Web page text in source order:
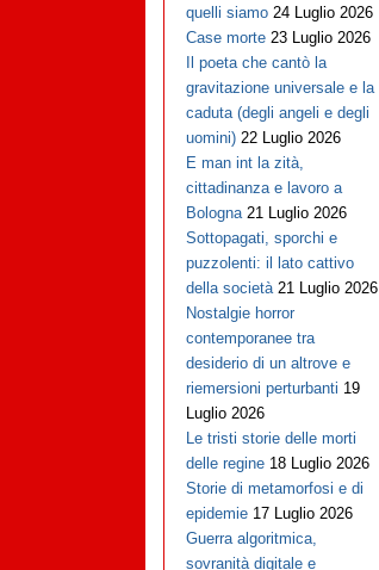
quelli siamo 24 Luglio 2026
Case morte 23 Luglio 2026
Il poeta che cantò la
gravitazione universale e la
caduta (degli angeli e degli
uomini) 22 Luglio 2026
E man int la zità,
cittadinanza e lavoro a
Bologna 21 Luglio 2026
Sottopagati, sporchi e
puzzolenti: il lato cattivo
della società 21 Luglio 2026
Nostalgie horror
contemporanee tra
desiderio di un altrove e
riemersioni perturbanti 19
Luglio 2026
Le tristi storie delle morti
delle regine 18 Luglio 2026
Storie di metamorfosi e di
epidemie 17 Luglio 2026
Guerra algoritmica,
sovranità digitale e